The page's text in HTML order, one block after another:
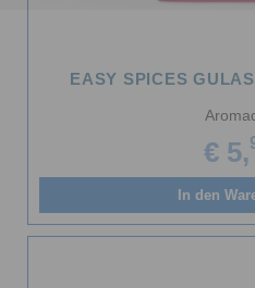
EASY SPICES
€ 5,
In den